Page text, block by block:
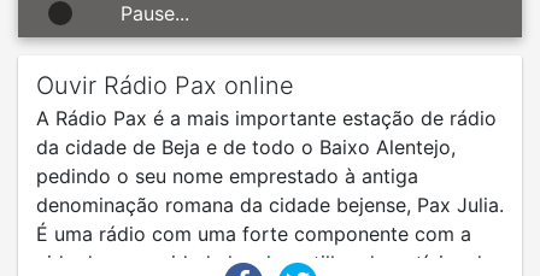
Pause...
Ouvir Rádio Pax online
A Rádio Pax é a mais importante estação de rádio
da cidade de Beja e de todo o Baixo Alentejo,
pedindo o seu nome emprestado à antiga
denominação romana da cidade bejense, Pax Julia.
É uma rádio com uma forte componente com a
vida da comunidade local, partilhando notícias da